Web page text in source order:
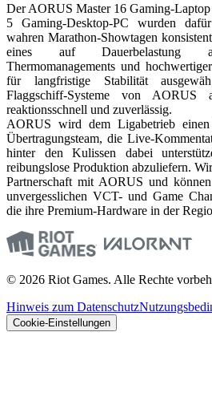
Der AORUS Master 16 Gaming-
5 Gaming-Desktop-PC wurden
wahren Marathon-Showtagen
eines auf Dauerbelastung
Thermomanagements und
für langfristige Stabilität
Flaggschiff-Systeme von
reaktionsschnell und zuverlässig.
AORUS wird dem Ligabetrieb
Übertragungsteam, die Live-
hinter den Kulissen dabei
reibungslose Produktion abzuliefern.
Partnerschaft mit AORUS und
unvergesslichen VCT- und Game
die ihre Premium-Hardware in der
© 2026 Riot Games. Alle Rechte
Hinweis zum Datenschutz
Cookie-Einstellungen